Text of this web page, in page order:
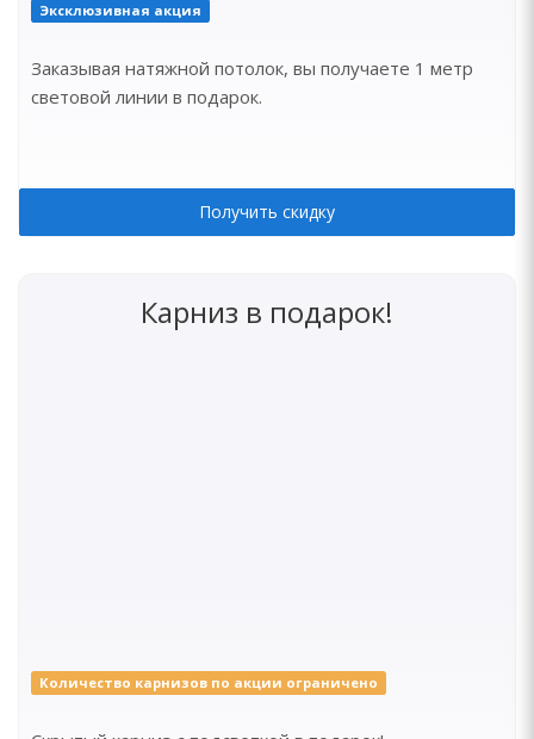
Эксклюзивная акция
Заказывая натяжной потолок, вы получаете 1 метр
световой линии в подарок.
Получить скидку
Карниз в подарок!
Количество карнизов по акции ограничено